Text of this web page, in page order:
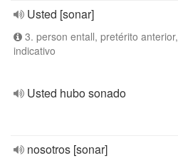
Usted [sonar]
3. person entall, pretérito anterior,
indicativo
Usted hubo sonado
nosotros [sonar]